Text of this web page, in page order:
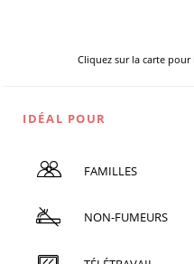
Cliquez sur la carte
IDÉAL POUR
FAMILLES
NON-FUMEURS